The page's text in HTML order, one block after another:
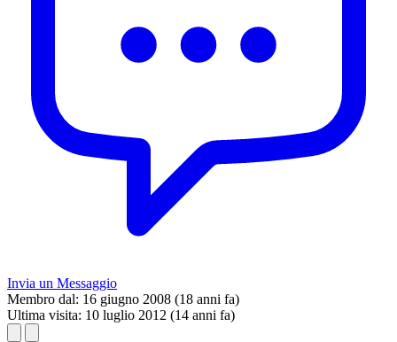
Invia un Messaggio
Membro dal: 16 giugno 2008 (18 anni fa)
Ultima visita: 10 luglio 2012 (14 anni fa)